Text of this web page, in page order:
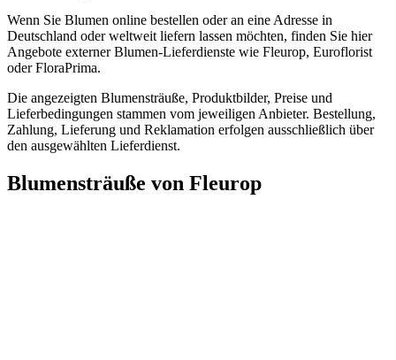
Wenn Sie Blumen online bestellen oder an eine Adresse in
Deutschland oder weltweit liefern lassen möchten, finden Sie hier
Angebote externer Blumen-Lieferdienste wie Fleurop, Euroflorist
oder FloraPrima.
Die angezeigten Blumensträuße, Produktbilder, Preise und
Lieferbedingungen stammen vom jeweiligen Anbieter. Bestellung,
Zahlung, Lieferung und Reklamation erfolgen ausschließlich über
den ausgewählten Lieferdienst.
Blumensträuße von Fleurop